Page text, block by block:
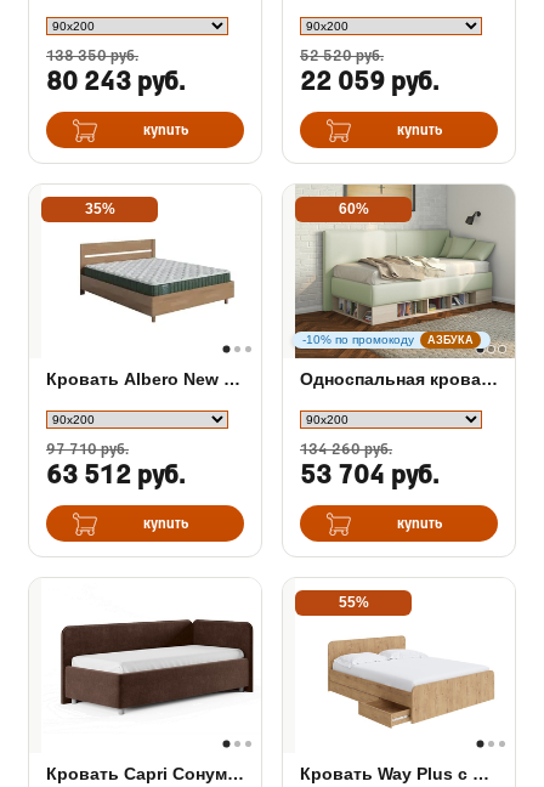
138 350 руб.
80 243 руб.
купить
52 520 руб.
22 059 руб.
купить
35%
Кровать Albero New с подъемным механизмом
97 710 руб.
63 512 руб.
купить
-10% по промокоду АЗБУКА
60%
Односпальная кровать тахта Lancaster 1 с ПМ
134 260 руб.
53 704 руб.
купить
Кровать Capri Сонум с подъемным механизмом
55%
Кровать Way Plus с ящиками